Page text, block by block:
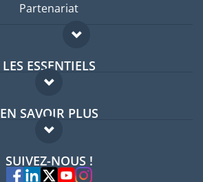
Partenariat
LES ESSENTIELS
Forum expatriés
Guides pays
EN SAVOIR PLUS
FAQ
Experts
SUIVEZ-NOUS !